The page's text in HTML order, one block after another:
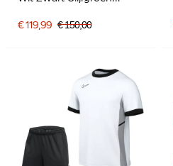
€ 119,99 € 150,00